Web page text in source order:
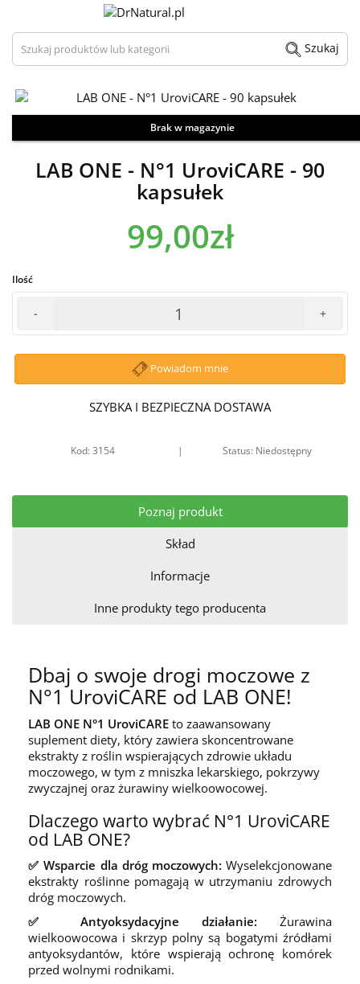
Szukaj produktów lub kategorii Szukaj
Brak w magazynie
Zdjęcie / wizualizacja produktu może odbiegać od aktualnego wyglądu.
LAB ONE - N°1 UroviCARE - 90
kapsułek
99,00zł
Ilość
- +
Powiadom mnie
SZYBKA I BEZPIECZNA DOSTAWA
Kod: 3154 | Status: Niedostępny
Poznaj produkt
Skład
Informacje
Inne produkty tego producenta
Dbaj o swoje drogi moczowe z
N°1 UroviCARE od LAB ONE!
LAB ONE N°1 UroviCARE to zaawansowany
suplement diety, który zawiera skoncentrowane
ekstrakty z roślin wspierających zdrowie układu
moczowego, w tym z mniszka lekarskiego, pokrzywy
zwyczajnej oraz żurawiny wielkoowocowej.
Dlaczego warto wybrać N°1 UroviCARE
od LAB ONE?
✅ Wsparcie dla dróg moczowych: Wyselekcjonowane
ekstrakty roślinne pomagają w utrzymaniu zdrowych
dróg moczowych.
✅ Antyoksydacyjne działanie: Żurawina
wielkoowocowa i skrzyp polny są bogatymi źródłami
antyoksydantów, które wspierają ochronę komórek
przed wolnymi rodnikami.